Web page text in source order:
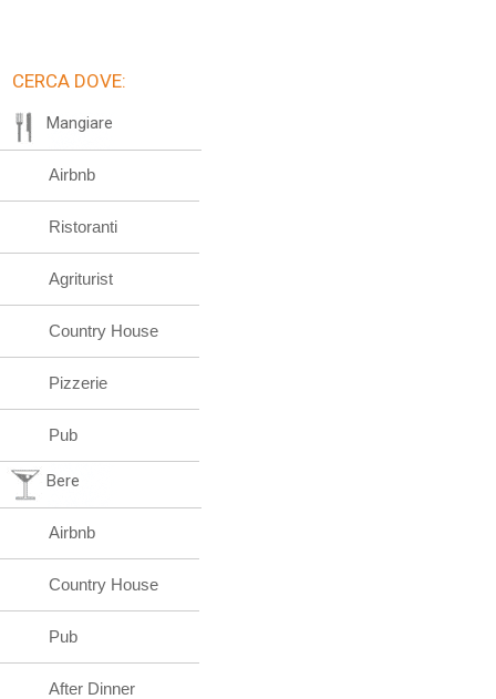
CERCA DOVE:
Mangiare
Airbnb
Ristoranti
Agriturist
Country House
Pizzerie
Pub
Bere
Airbnb
Country House
Pub
After Dinner